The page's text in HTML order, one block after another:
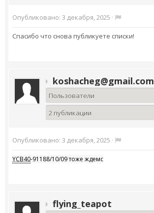
Опубликовано: 3 декабря, 2025 ·
Спасибо что снова публикуете списки!
koshacheg@gmail.com
Пользователи
2 публикации
Опубликовано: 3 декабря, 2025 ·
YCB40-91188/10/09 тоже ждемс
flying_teapot